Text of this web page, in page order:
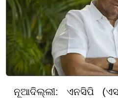
ନୂଆଦିଲ୍ଲୀ: ଏନସିପି